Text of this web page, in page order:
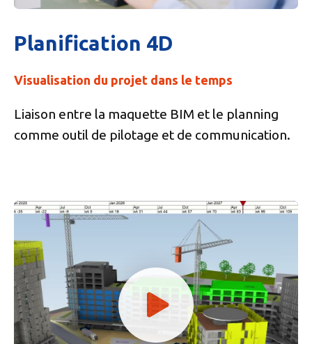
Planification 4D
Visualisation du projet dans le temps
Liaison entre la maquette BIM et le planning
comme outil de pilotage et de communication.